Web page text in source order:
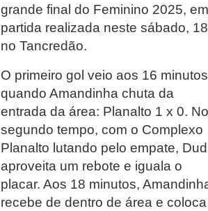
grande final do Feminino 2025,
partida realizada neste sábado,
no Tancredão.
O primeiro gol veio aos 16
quando Amandinha chuta da
entrada da área: Planalto 1 x 0.
segundo tempo, com o Complexo
Planalto lutando pelo empate,
aproveita um rebote e iguala o
placar. Aos 18 minutos,
recebe de dentro de área e coloca